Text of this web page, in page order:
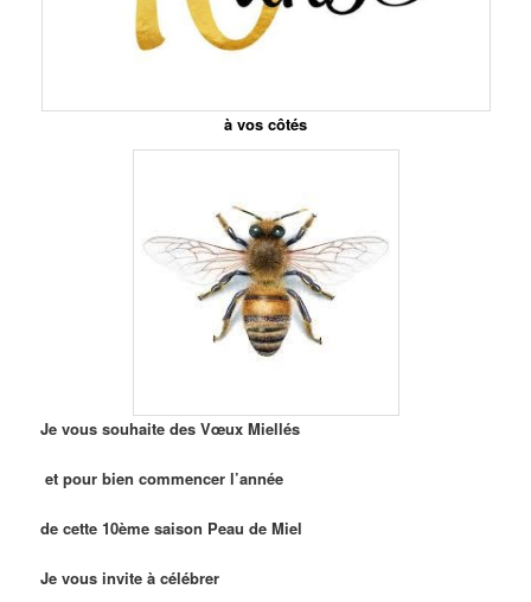
à vos côtés
Je vous souhaite desVœux Miellés
et pour bien commencer l’année
de cette 10ème saison Peau de Miel
Je vous invite à célébrer